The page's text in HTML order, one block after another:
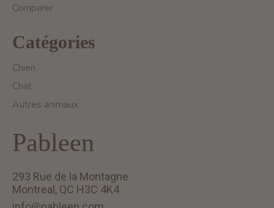
Comparer
Catégories
Chien
Chat
Autres animaux
Pableen
293 Rue de la Montagne
Montreal, QC H3C 4K4